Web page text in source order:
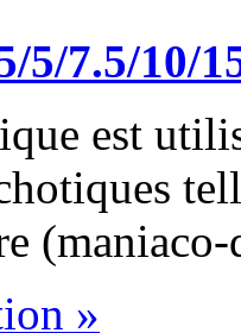
5/7.5/10/
est
(maniaco-
»